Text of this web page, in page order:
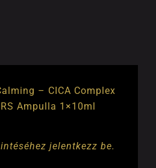
– CICA Complex
Ampulla 1×10ml
jelentkezz be.